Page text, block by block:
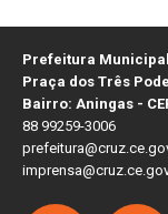
Prefeitura
Praça dos Três
Bairro: Aningas -
88 99259-3006